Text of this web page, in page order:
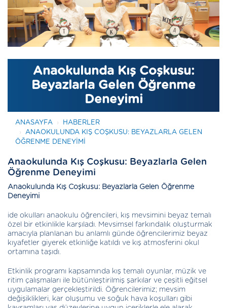
Anaokulunda Kış Coşkusu:
Beyazlarla Gelen Öğrenme
Deneyimi
ANASAYFA
HABERLER
ANAOKULUNDA KIŞ COŞKUSU: BEYAZLARLA GELEN
ÖĞRENME DENEYIMI
Anaokulunda Kış Coşkusu: Beyazlarla Gelen
Öğrenme Deneyimi
Anaokulunda Kış Coşkusu: Beyazlarla Gelen Öğrenme
Deneyimi
ide okulları anaokulu öğrencileri, kış mevsimini beyaz temalı
özel bir etkinlikle karşıladı. Mevsimsel farkındalık oluşturmak
amacıyla planlanan bu anlamlı günde öğrencilerimiz beyaz
kıyafetler giyerek etkinliğe katıldı ve kış atmosferini okul
ortamına taşıdı.
Etkinlik programı kapsamında kış temalı oyunlar, müzik ve
ritim çalışmaları ile bütünleştirilmiş şarkılar ve çeşitli eğitsel
uygulamalar gerçekleştirildi. Öğrencilerimiz; mevsim
değişiklikleri, kar oluşumu ve soğuk hava koşulları gibi